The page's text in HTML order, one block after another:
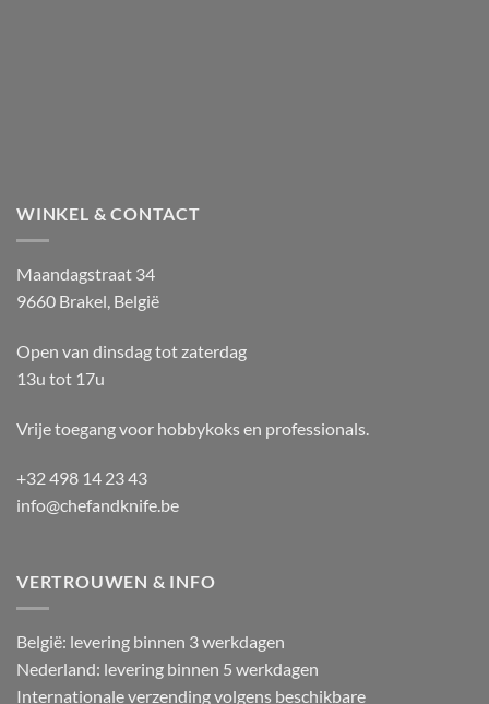
WINKEL & CONTACT
Maandagstraat 34
9660 Brakel, België
Open van dinsdag tot zaterdag
13u tot 17u
Vrije toegang voor hobbykoks en professionals.
+32 498 14 23 43
info@chefandknife.be
VERTROUWEN & INFO
België: levering binnen 3 werkdagen
Nederland: levering binnen 5 werkdagen
Internationale verzending volgens beschikbare